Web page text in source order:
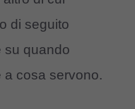
di seguito
su quando
a cosa servono.